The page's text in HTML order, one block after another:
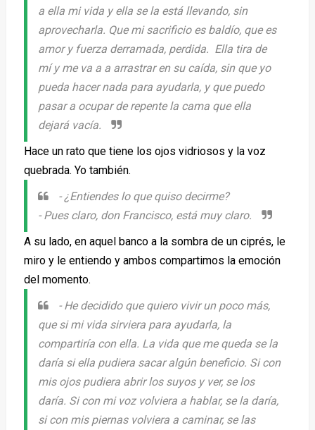
a ella mi vida y ella se la está llevando, sin
aprovecharla. Que mi sacrificio es baldío, que es
amor y fuerza derramada, perdida. Ella tira de
mí y me va a a arrastrar en su caída, sin que yo
pueda hacer nada para ayudarla, y que puedo
pasar a ocupar de repente la cama que ella
dejará vacía.
Hace un rato que tiene los ojos vidriosos y la voz
quebrada. Yo también.
-¿Entiendes lo que quiso decirme?
- Pues claro, don Francisco, está muy claro.
A su lado, en aquel banco a la sombra de un ciprés, le
miro y le entiendo y ambos compartimos la emoción
del momento.
- He decidido que quiero vivir un poco más,
que si mi vida sirviera para ayudarla, la
compartiría con ella. La vida que me queda se la
daría si ella pudiera sacar algún beneficio. Si con
mis ojos pudiera abrir los suyos y ver, se los
daría. Si con mi voz volviera a hablar, se la daría,
si con mis piernas volviera a caminar, se las